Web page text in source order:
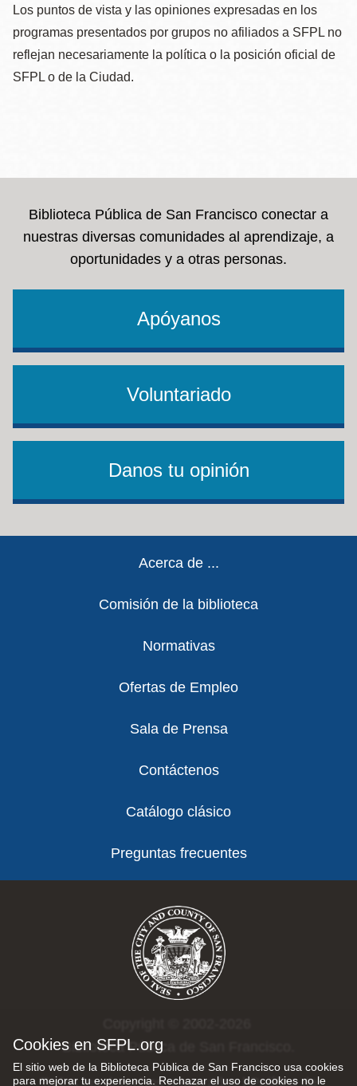
Cookies en SFPL.org
El sitio web de la Biblioteca Pública de San Francisco usa cookies
para mejorar tu experiencia. Rechazar el uso de cookies no le
Los puntos de vista y las opiniones expresadas en los
programas presentados por grupos no afiliados a SFPL no
reflejan necesariamente la política o la posición oficial de
SFPL o de la Ciudad.
Biblioteca Pública de San Francisco conectar a
nuestras diversas comunidades al aprendizaje, a
oportunidades y a otras personas.
Apóyanos
Voluntariado
Danos tu opinión
Acerca de ...
Comisión de la biblioteca
Normativas
Ofertas de Empleo
Sala de Prensa
Contáctenos
Catálogo clásico
Preguntas frecuentes
Biblioteca Pública de San Francisco.
Todos los derechos reservados |Política de